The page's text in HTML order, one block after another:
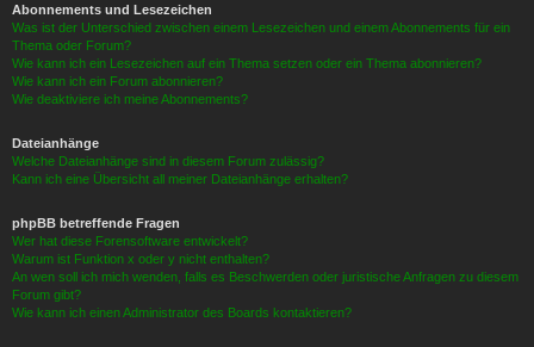
Abonnements und Lesezeichen
Was ist der Unterschied zwischen einem Lesezeichen und einem Abonnements für ein
Thema oder Forum?
Wie kann ich ein Lesezeichen auf ein Thema setzen oder ein Thema abonnieren?
Wie kann ich ein Forum abonnieren?
Wie deaktiviere ich meine Abonnements?
Dateianhänge
Welche Dateianhänge sind in diesem Forum zulässig?
Kann ich eine Übersicht all meiner Dateianhänge erhalten?
phpBB betreffende Fragen
Wer hat diese Forensoftware entwickelt?
Warum ist Funktion x oder y nicht enthalten?
An wen soll ich mich wenden, falls es Beschwerden oder juristische Anfragen zu diesem
Forum gibt?
Wie kann ich einen Administrator des Boards kontaktieren?